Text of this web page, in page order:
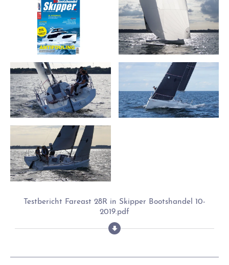
Testbericht Fareast 28R in Skipper Bootshandel 10-
2019.pdf